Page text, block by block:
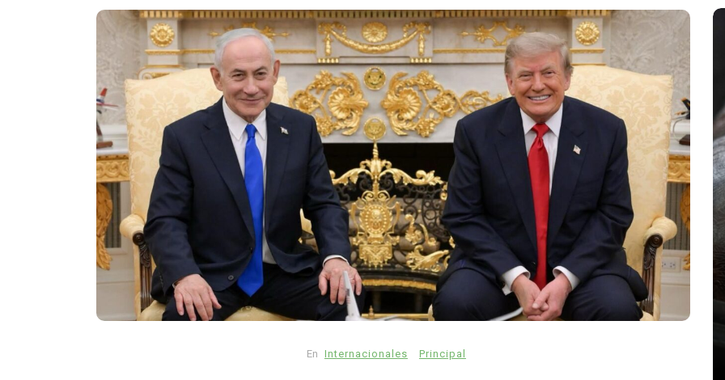
En Internacionales Principal
En Animales Principal
Rescatan a un hipopótamo
bebé en Colombia: fue hallado
solo, deshidratado y en estado
crítico